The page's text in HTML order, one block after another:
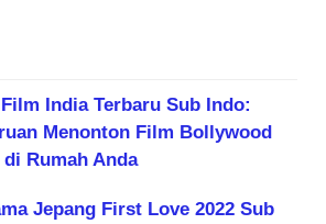
India Terbaru Sub Indo:
Menonton Film Bollywood
di Rumah Anda
Jepang First Love 2022 Sub